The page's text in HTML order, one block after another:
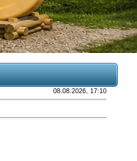
08.08.2026, 17:10